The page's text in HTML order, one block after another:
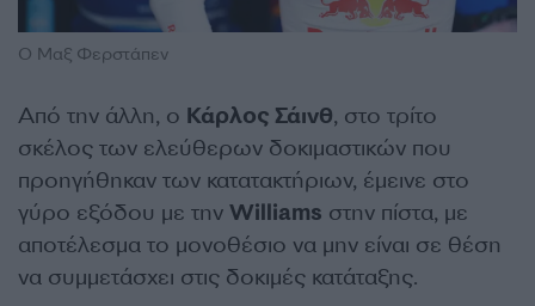
Ο Μαξ Φερστάπεν
Από την άλλη, ο Κάρλος Σάινθ, στο τρίτο
σκέλος των ελεύθερων δοκιμαστικών που
προηγήθηκαν των κατατακτήριων, έμεινε στο
γύρο εξόδου με την Williams στην πίστα, με
αποτέλεσμα το μονοθέσιο να μην είναι σε θέση
να συμμετάσχει στις δοκιμές κατάταξης.